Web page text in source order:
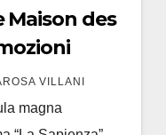
Maison des
VILLANI
magna